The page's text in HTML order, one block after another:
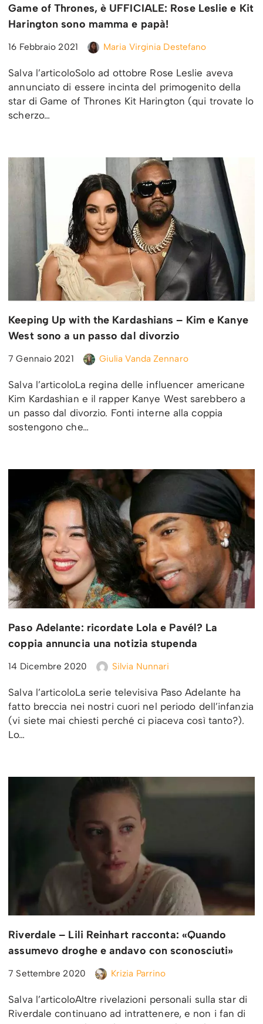
Game of Thrones, è UFFICIALE: Rose Leslie e Kit
Harington sono mamma e papà!
16 Febbraio 2021 Maria Virginia Destefano
Salva l’articoloSolo ad ottobre Rose Leslie aveva
annunciato di essere incinta del primogenito della
star di Game of Thrones Kit Harington (qui trovate lo
scherzo…
Keeping Up with the Kardashians – Kim e Kanye
West sono a un passo dal divorzio
7 Gennaio 2021 Giulia Vanda Zennaro
Salva l’articoloLa regina delle influencer americane
Kim Kardashian e il rapper Kanye West sarebbero a
un passo dal divorzio. Fonti interne alla coppia
sostengono che…
Paso Adelante: ricordate Lola e Pavél? La
coppia annuncia una notizia stupenda
14 Dicembre 2020 Silvia Nunnari
Salva l’articoloLa serie televisiva Paso Adelante ha
fatto breccia nei nostri cuori nel periodo dell’infanzia
(vi siete mai chiesti perché ci piaceva così tanto?).
Lo…
Riverdale – Lili Reinhart racconta: «Quando
assumevo droghe e andavo con sconosciuti»
7 Settembre 2020 Krizia Parrino
Salva l’articoloAltre rivelazioni personali sulla star di
Riverdale continuano ad intrattenere, e non i fan di